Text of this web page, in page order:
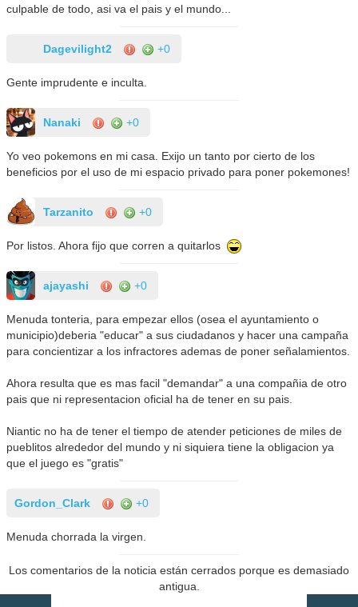
culpable de todo, asi va el pais y el mundo...
Dagevilight2 +0
Gente imprudente e inculta.
Nanaki +0
Yo veo pokemons en mi casa. Exijo un tanto por cierto de los
beneficios por el uso de mi espacio privado para poner pokemones!
Tarzanito +0
Por listos. Ahora fijo que corren a quitarlos
ajayashi +0
Menuda tonteria, para empezar ellos (osea el ayuntamiento o
municipio)deberia "educar" a sus ciudadanos y hacer una campaña
para concientizar a los infractores ademas de poner señalamientos.
Ahora resulta que es mas facil "demandar" a una compañia de otro
pais que ni representacion oficial ha de tener en su pais.
Niantic no ha de tener el tiempo de atender peticiones de miles de
pueblitos alrededor del mundo y ni siquiera tiene la obligacion ya
que el juego es "gratis"
Gordon_Clark +0
Menuda chorrada la virgen.
Los comentarios de la noticia están cerrados porque es demasiado
antigua.